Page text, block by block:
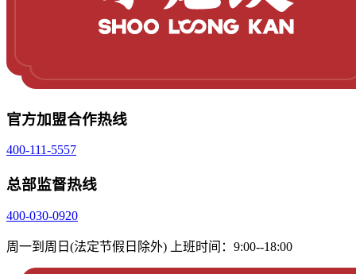
官方加盟合作热线
400-111-5557
总部监督热线
400-030-0920
周一到周日(法定节假日除外) 上班时间：9:00--18:00